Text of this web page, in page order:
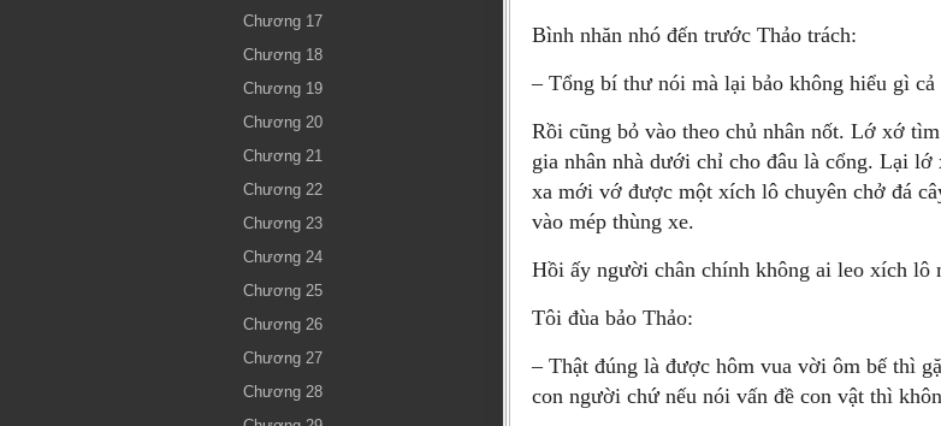
Bình nhăn nhó đến trước Thảo trách:
– Tổng bí thư nói mà lại bảo không hiểu gì
Rồi cũng bỏ vào theo chủ nhân nốt. Lớ xớ
gia nhân nhà dưới chỉ cho đâu là cổng. Lại
xa mới vớ được một xích lô chuyên chở đá
vào mép thùng xe.
Hồi ấy người chân chính không ai leo xích lô
Tôi đùa bảo Thảo:
– Thật đúng là được hôm vua vời ôm bế thì
con người chứ nếu nói vấn đề con vật thì
Chương 17
Chương 18
Chương 19
Chương 20
Chương 21
Chương 22
Chương 23
Chương 24
Chương 25
Chương 26
Chương 27
Chương 28